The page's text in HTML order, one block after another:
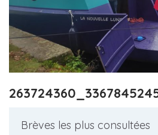
Brèves les plus consultées